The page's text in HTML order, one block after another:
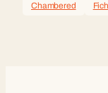
Chambered